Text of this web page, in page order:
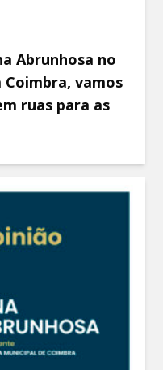
Abrunhosa no
vamos
ruas para as